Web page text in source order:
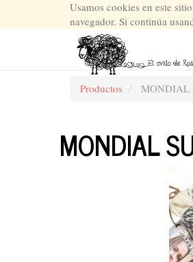
Usamos cookies en este
navegador. Si continúa
Productos MONDIAL
MONDIAL